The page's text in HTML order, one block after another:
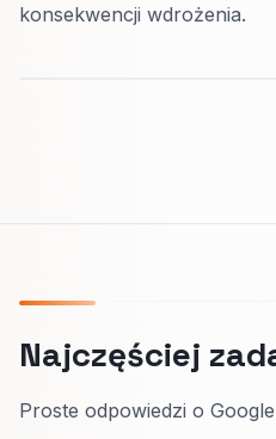
konsekwencji wdrożenia.
Najczęściej
Proste odpowiedzi o